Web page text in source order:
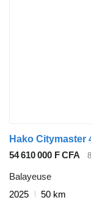
Hako Citymaster
54 610 000 F CFA
Balayeuse
2025
50 km